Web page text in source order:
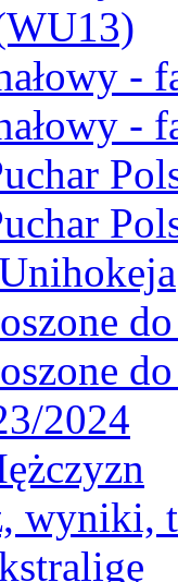
-
-
2024
wyniki,